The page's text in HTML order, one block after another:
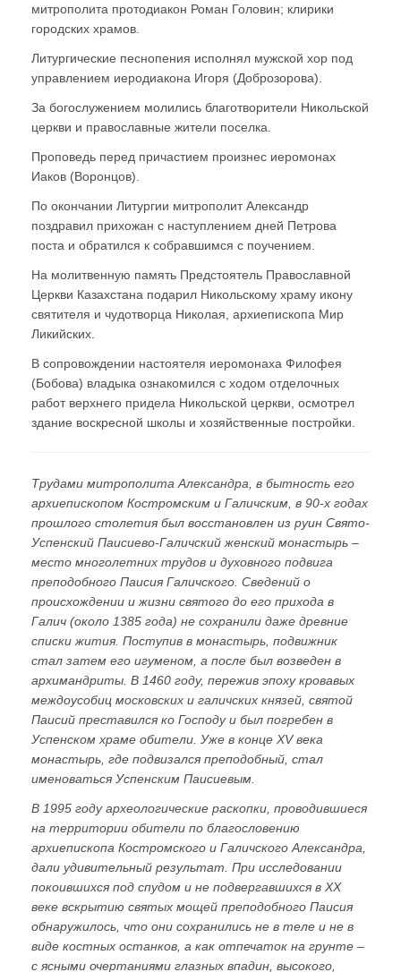
митрополита протодиакон Роман Головин; клирики
городских храмов.
Литургические песнопения исполнял мужской хор под
управлением иеродиакона Игоря (Доброзорова).
За богослужением молились благотворители Никольской
церкви и православные жители поселка.
Проповедь перед причастием произнес иеромонах
Иаков (Воронцов).
По окончании Литургии митрополит Александр
поздравил прихожан с наступлением дней Петрова
поста и обратился к собравшимся с поучением.
На молитвенную память Предстоятель Православной
Церкви Казахстана подарил Никольскому храму икону
святителя и чудотворца Николая, архиепископа Мир
Ликийских.
В сопровождении настоятеля иеромонаха Филофея
(Бобова) владыка ознакомился с ходом отделочных
работ верхнего придела Никольской церкви, осмотрел
здание воскресной школы и хозяйственные постройки.
Трудами митрополита Александра, в бытность его
архиепископом Костромским и Галичским, в 90-х годах
прошлого столетия был восстановлен из руин Свято-
Успенский Паисиево-Галичский женский монастырь –
место многолетних трудов и духовного подвига
преподобного Паисия Галичского. Сведений о
происхождении и жизни святого до его прихода в
Галич (около 1385 года) не сохранили даже древние
списки жития. Поступив в монастырь, подвижник
стал затем его игуменом, а после был возведен в
архимандриты. В 1460 году, пережив эпоху кровавых
междоусобиц московских и галичских князей, святой
Паисий преставился ко Господу и был погребен в
Успенском храме обители. Уже в конце XV века
монастырь, где подвизался преподобный, стал
именоваться Успенским Паисиевым.
В 1995 году археологические раскопки, проводившиеся
на территории обители по благословению
архиепископа Костромского и Галичского Александра,
дали удивительный результат. При исследовании
покоившихся под спудом и не подвергавшихся в ХХ
веке вскрытию святых мощей преподобного Паисия
обнаружилось, что они сохранились не в теле и не в
виде костных останков, а как отпечаток на грунте –
с ясными очертаниями глазных впадин, высокого,